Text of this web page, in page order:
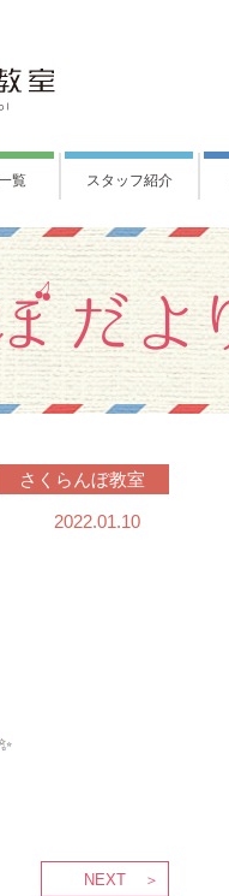
覧 スタッフ紹介
さくらんぼ教室
2022.01.10
NEXT